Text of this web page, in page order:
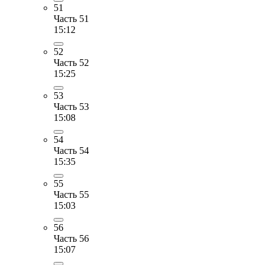
51
Часть 51
15:12
52
Часть 52
15:25
53
Часть 53
15:08
54
Часть 54
15:35
55
Часть 55
15:03
56
Часть 56
15:07